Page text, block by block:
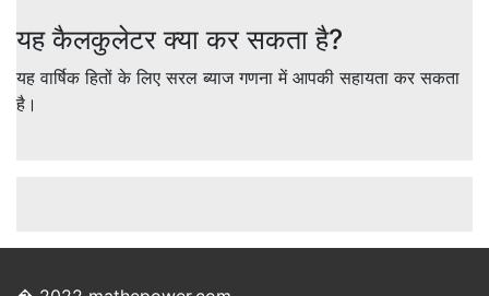
यह कैलकुलेटर क्या कर सकता है?
यह वार्षिक हितों के लिए सरल ब्याज गणना में आपकी सहायता कर सकता
है।